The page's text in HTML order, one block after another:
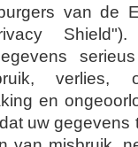
van de
verlies,
en
uw gegevens